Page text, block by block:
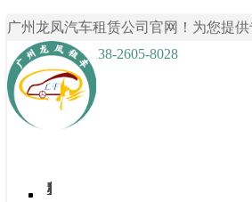
广州龙凤汽车租赁公司官网！为您提
咨询热线： 138-2605-8028
首页
我要租车
租车案例
关于龙凤租车
租车资讯
联系我们